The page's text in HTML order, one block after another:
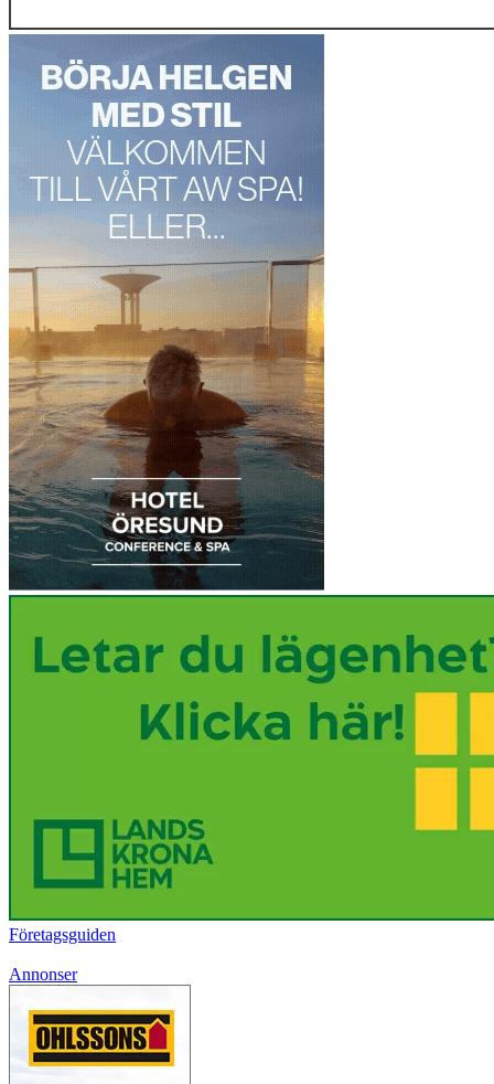
Företagsguiden
Annonser